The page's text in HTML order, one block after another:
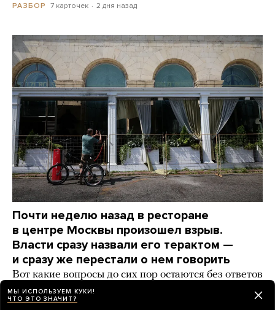
РАЗБОР 7 карточек 2 дня назад
Почти неделю назад в ресторане
в центре Москвы произошел взрыв.
Власти сразу назвали его терактом —
и сразу же перестали о нем говорить
Вот какие вопросы до сих пор остаются без ответов
НОВОСТИ 2 дня назад
МЫ ИСПОЛЬЗУЕМ КУКИ!
ЧТО ЭТО ЗНАЧИТ?